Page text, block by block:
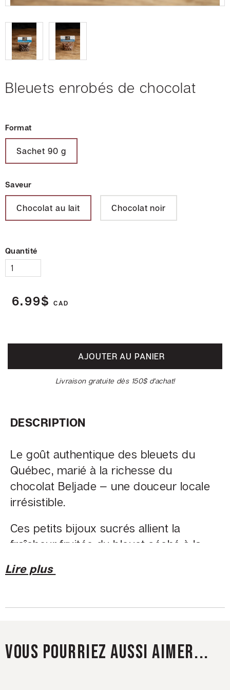
Bleuets enrobés de chocolat
Format
Sachet 90 g
Saveur
Chocolat au lait Chocolat noir
Quantité
6.99$ CAD
AJOUTER AU PANIER
Livraison gratuite dès 150$ d'achat!
DESCRIPTION
Le goût authentique des bleuets du
Québec, marié à la richesse du
chocolat Beljade — une douceur locale
irrésistible.
Ces petits bijoux sucrés allient la
fraîcheur fruitée du bleuet séché à la
Un parfait équilibre entre acidité et
savoir-faire chocolatier.
détente.
Lire plus
VOUS POURRIEZ AUSSI AIMER...
Foodtruck
M.
Cornet
Cadeaux
corporatifs
dégustation
Collaborations
distributeur
Facebook
Beljade